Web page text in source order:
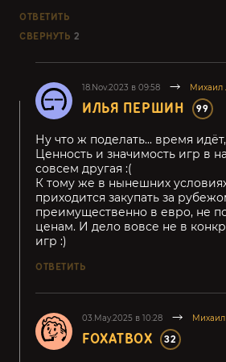
ОТВЕТИТЬ
СВЕРНУТЬ 2
18.Nov.2023 в 09:58 Михаил
ИЛЬЯ ПЕРШИН 99
Ну что ж поделать... время
Ценность и значимость игр в
совсем другая :(
К тому же в нынешних
приходится закупать за
преимущественно в евро, не
ценам. И дело вовсе не в
игр :)
ОТВЕТИТЬ
03.May.2025 в 10:28
FOXATBOX 32